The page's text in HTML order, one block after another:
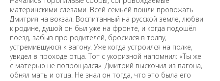
материнскими слезами. Всей семьёй пошли провожать
Дмитрия на вокзал. Воспитанный на русской земле, любви
к родине, душой он был уже на фронте, и когда подошёл
поезд, забыв про родителей, бросился в толпу,
устремившуюся к вагону. Уже когда устроился на полке,
увидел в проходе отца. Тот с укоризной напомнил: «Ты же
с матерью не попрощался». Дмитрий выскочил из вагона,
обнял мать и отца. Не знал он тогда, что это была его